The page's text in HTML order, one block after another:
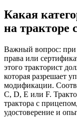
Какая
на тракторе
Важный вопрос: при
права или
этого тракторист
которая разрешает
модификации.
C, D, E или F.
трактора с
удостоверение и